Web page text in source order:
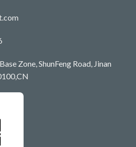
Zone, ShunFeng Road, Jinan